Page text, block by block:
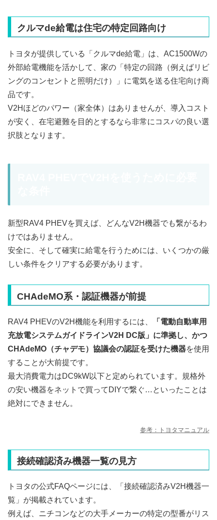
クルマde給電は住宅の特定回路向け
トヨタが提供している「クルマde給電」は、AC1500Wの
外部給電機能を活かして、家の「特定の回路（例えばリビ
ングのコンセントと照明だけ）」に電気を送る住宅向け商
品です。
V2Hほどのパワー（家全体）はありませんが、導入コスト
が安く、在宅避難を目的とするなら非常にコスパの良い選
択肢となります。
新型RAV4 PHEVを買えば、どんなV2H機器でも繋がるわ
けではありません。
安全に、そして確実に給電を行うためには、いくつかの厳
しい条件をクリアする必要があります。
CHAdeMO系・認証機器が前提
RAV4 PHEVのV2H機能を利用するには、
「電動自動車用
充放電システムガイドラインV2H DC版」に準拠し、かつ
CHAdeMO（チャデモ）協議会の認証を受けた機器を使用
することが大前提です。
最大消費電力はDC9kW以下と定められています。規格外
の安い機器をネットで買ってDIYで繋ぐ…といったことは
絶対にできません。
参考：トヨタマニュアル
接続確認済み機器一覧の見方
トヨタの公式FAQページには、「接続確認済みV2H機器一
覧」が掲載されています。
例えば、ニチコンなどの大手メーカーの特定の型番がリス